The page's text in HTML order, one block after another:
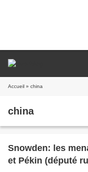
Accueil » china
china
Snowden: les
et Pékin (député